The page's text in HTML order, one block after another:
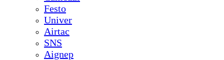
Festo
Univer
Airtac
SNS
Aignep